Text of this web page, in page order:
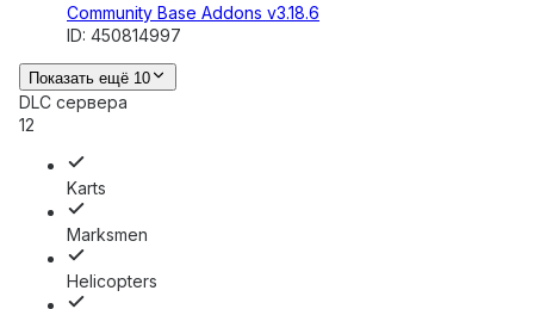
Community Base Addons v3.18.6
ID: 450814997
Показать ещё 10
DLC сервера
12
Karts
Marksmen
Helicopters